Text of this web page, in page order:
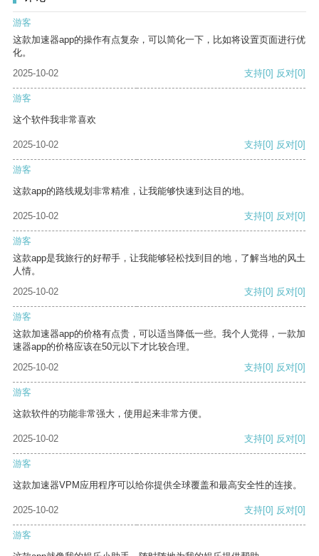
游客
这款加速器app的操作有点复杂，可以简化一下，比如将设置页面进行优
化。
2025-10-02
支持[0] 反对[0]
游客
这个软件我非常喜欢
2025-10-02 支持[0] 反对[0]
游客
这款app的路线规划非常精准，让我能够快速到达目的地。
2025-10-02 支持[0] 反对[0]
游客
这款app是我旅行的好帮手，让我能够轻松找到目的地，了解当地的风土
人情。
2025-10-02
支持[0] 反对[0]
游客
这款加速器app的价格有点贵，可以适当降低一些。我个人觉得，一款加
速器app的价格应该在50元以下才比较合理。
2025-10-02
支持[0] 反对[0]
游客
这款软件的功能非常强大，使用起来非常方便。
2025-10-02 支持[0] 反对[0]
游客
这款加速器VPM应用程序可以给你提供全球覆盖和最高安全性的连接。
2025-10-02 支持[0] 反对[0]
游客